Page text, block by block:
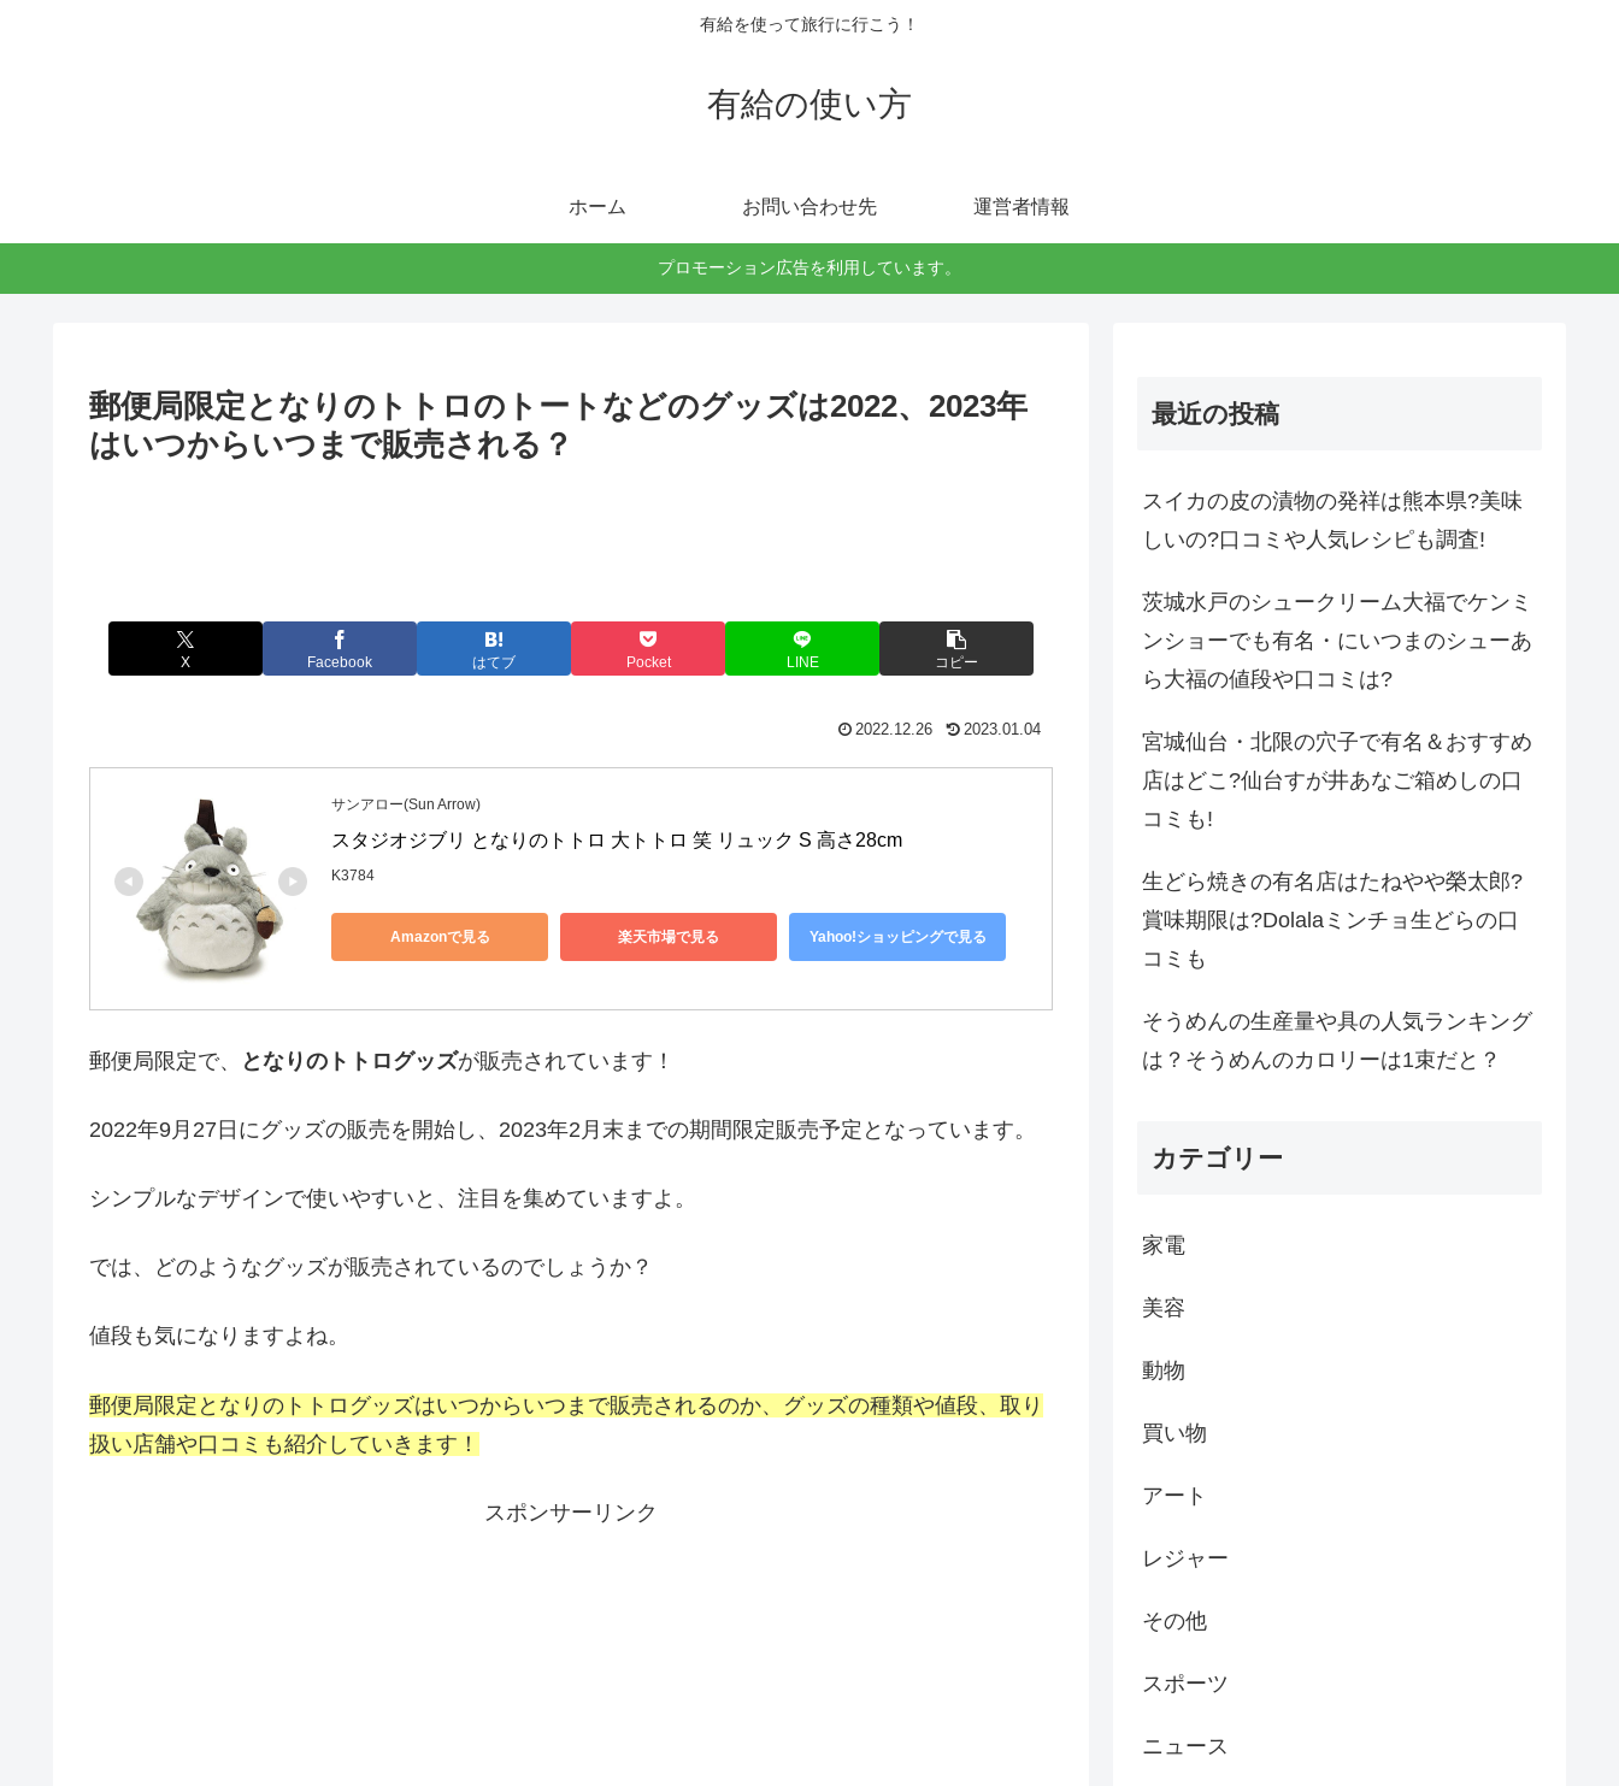
有給を使って旅行に行こう！
有給の使い方
ホーム お問い合わせ先 運営者情報
プロモーション広告を利用しています。
郵便局限定となりのトトロのトートなどのグッズは2022、2023年
はいつからいつまで販売される？
X Facebook はてブ Pocket LINE コピー
2022.12.26 2023.01.04
サンアロー(Sun Arrow)
スタジオジブリ となりのトトロ 大トトロ 笑 リュック S 高さ28cm
K3784
Amazonで見る 楽天市場で見る Yahoo!ショッピングで見る
郵便局限定で、 となりのトトログッズが販売されています！
2022年9月27日にグッズの販売を開始し、2023年2月末までの期間限定販売予定となっています。
シンプルなデザインで使いやすいと、注目を集めていますよ。
では、どのようなグッズが販売されているのでしょうか？
値段も気になりますよね。
郵便局限定となりのトトログッズはいつからいつまで販売されるのか、グッズの種類や値段、取り
扱い店舗や口コミも紹介していきます！
スポンサーリンク
最近の投稿
スイカの皮の漬物の発祥は熊本県?美味
しいの?口コミや人気レシピも調査!
茨城水戸のシュークリーム大福でケンミ
ンショーでも有名・にいつまのシューあ
ら大福の値段や口コミは?
宮城仙台・北限の穴子で有名＆おすすめ
店はどこ?仙台すが井あなご箱めしの口
コミも!
生どら焼きの有名店はたねやや榮太郎?
賞味期限は?Dolalaミンチョ生どらの口
コミも
そうめんの生産量や具の人気ランキング
は？そうめんのカロリーは1束だと？
カテゴリー
家電
美容
動物
買い物
アート
レジャー
その他
スポーツ
ニュース